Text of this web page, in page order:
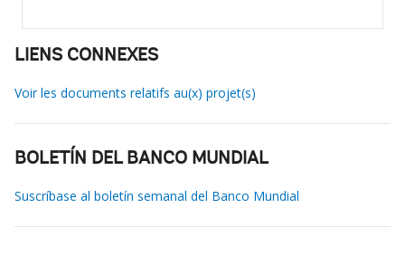
LIENS CONNEXES
Voir les documents relatifs au(x) projet(s)
BOLETÍN DEL BANCO MUNDIAL
Suscríbase al boletín semanal del Banco Mundial